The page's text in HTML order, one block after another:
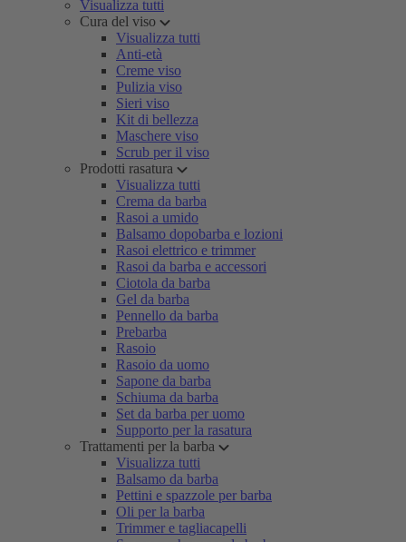
Visualizza tutti
Cura del viso
Visualizza tutti
Anti-età
Creme viso
Pulizia viso
Sieri viso
Kit di bellezza
Maschere viso
Scrub per il viso
Prodotti rasatura
Visualizza tutti
Crema da barba
Rasoi a umido
Balsamo dopobarba e lozioni
Rasoi elettrico e trimmer
Rasoi da barba e accessori
Ciotola da barba
Gel da barba
Pennello da barba
Prebarba
Rasoio
Rasoio da uomo
Sapone da barba
Schiuma da barba
Set da barba per uomo
Supporto per la rasatura
Trattamenti per la barba
Visualizza tutti
Balsamo da barba
Pettini e spazzole per barba
Oli per la barba
Trimmer e tagliacapelli